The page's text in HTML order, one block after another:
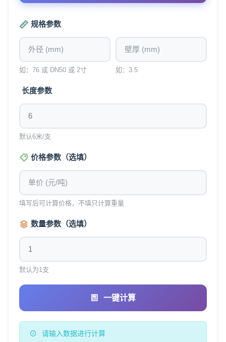
规格参数
如：76 或 DN50 或 2寸 如：3.5
长度参数
默认6米/支
价格参数（选填）
填写后可计算价格，不填只计算重量
数量参数（选填）
默认为1支
一键计算
请输入数据进行计算